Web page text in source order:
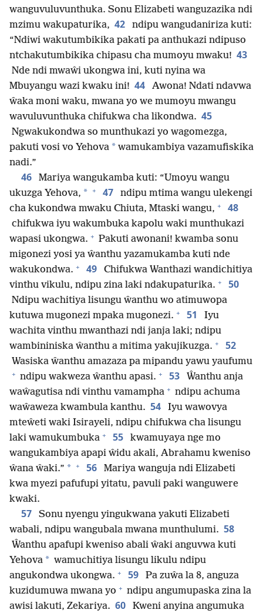
wanguvuluvunthuka. Sonu Elizabeti wanguzazika ndi
mzimu wakupaturika, 42
ndipu wangudaniriza kuti:
“Ndiwi wakutumbikika pakati pa anthukazi ndipuso
ntchakutumbikika chipasu cha mumoyu mwaku! 43
Nde ndi mwaŵi ukongwa ini, kuti nyina wa
Mbuyangu wazi kwaku ini! 44
Awona! Ndati ndavwa
ŵaka moni waku, mwana yo we mumoyu mwangu
wavuluvunthuka chifukwa cha likondwa. 45
Ngwakukondwa so munthukazi yo wagomezga,
pakuti vosi vo Yehova * wamukambiya vazamufiskika
nadi.”
46
Mariya wangukamba kuti: “Umoyu wangu
ukuzga Yehova, * + 47
ndipu mtima wangu ulekengi
cha kukondwa mwaku Chiuta, Mtaski wangu, + 48
chifukwa iyu wakumbuka kapolu waki munthukazi
wapasi ukongwa. + Pakuti awonani! kwamba sonu
migonezi yosi ya ŵanthu yazamukamba kuti nde
wakukondwa. + 49
Chifukwa Wanthazi wandichitiya
vinthu vikulu, ndipu zina laki ndakupaturika. + 50
Ndipu wachitiya lisungu ŵanthu wo atimuwopa
kutuwa mugonezi mpaka mugonezi. + 51
Iyu
wachita vinthu mwanthazi ndi janja laki; ndipu
wambininiska ŵanthu a mitima yakujikuzga. + 52
Wasiska ŵanthu amazaza pa mipandu yawu yaufumu
+ ndipu wakweza ŵanthu apasi. + 53
Ŵanthu anja
waŵagutisa ndi vinthu vamampha + ndipu achuma
waŵaweza kwambula kanthu. 54
Iyu wawovya
mteŵeti waki Isirayeli, ndipu chifukwa cha lisungu
laki wamukumbuka + 55
kwamuyaya nge mo
wangukambiya apapi ŵidu akali, Abrahamu kweniso
ŵana ŵaki.” * + 56
Mariya wanguja ndi Elizabeti
kwa myezi pafufupi yitatu, pavuli paki wanguwere
kwaki.
57
Sonu nyengu yingukwana yakuti Elizabeti
wabali, ndipu wangubala mwana munthulumi. 58
Ŵanthu apafupi kweniso abali ŵaki anguvwa kuti
Yehova * wamuchitiya lisungu likulu ndipu
angukondwa ukongwa. + 59
Pa zuŵa la 8, anguza
kuzidumuwa mwana yo + ndipu angumupaska zina la
awisi lakuti, Zekariya. 60
Kweni anyina angumuka